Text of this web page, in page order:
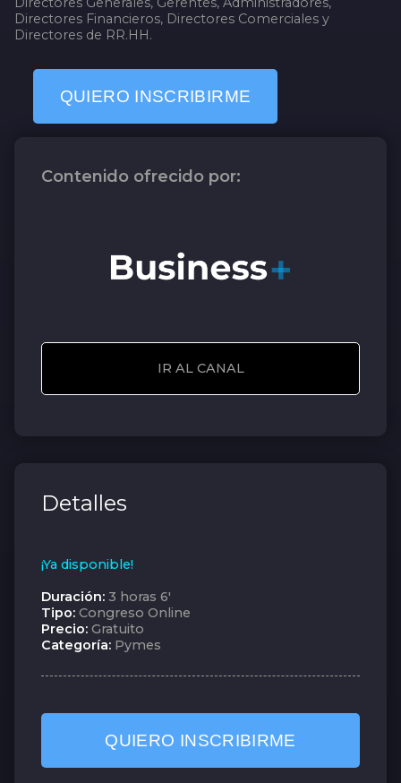
Directores Financieros, Directores Comerciales y
Directores de RR.HH.
QUIERO INSCRIBIRME
Contenido ofrecido por:
IR AL CANAL
Detalles
¡Ya disponible!
Duración: 3 horas 6'
Tipo: Congreso Online
Precio: Gratuito
Categoría: Pymes
QUIERO INSCRIBIRME